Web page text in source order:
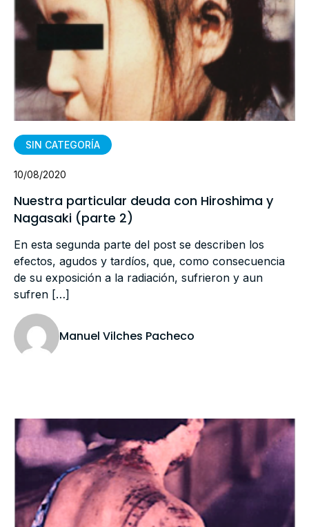
SIN CATEGORÍA
10/08/2020
Nuestra particular deuda con Hiroshima y
Nagasaki (parte 2)
En esta segunda parte del post se describen los
efectos, agudos y tardíos, que, como consecuencia
de su exposición a la radiación, sufrieron y aun
sufren […]
Manuel Vilches Pacheco